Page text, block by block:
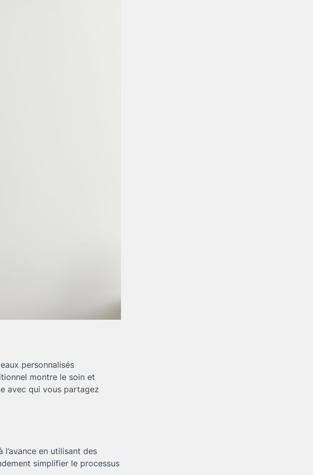
personnalisés
montre le soin et
avec qui vous partagez
en utilisant des
simplifier le processus